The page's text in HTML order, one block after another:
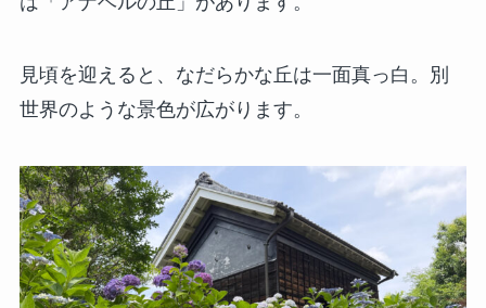
見頃を迎えると、なだらかな丘は一面真っ白。別
世界のような景色が広がります。